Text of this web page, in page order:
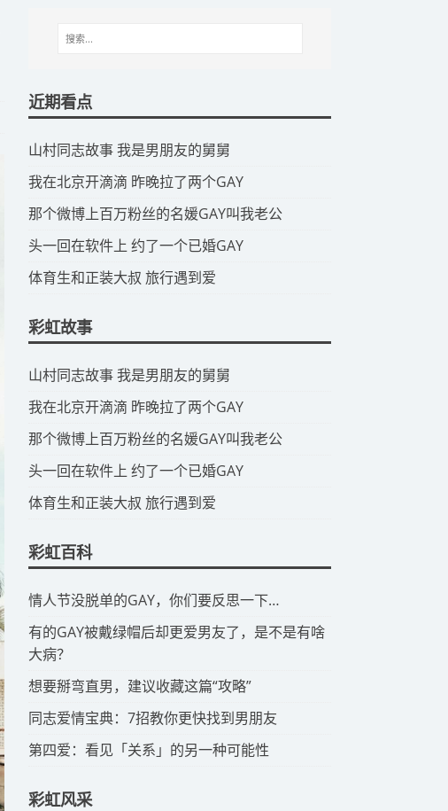
近期看点
​山村同志故事 我是男朋友的舅舅
​我在北京开滴滴 昨晚拉了两个GAY
​那个微博上百万粉丝的名媛GAY叫我老公
​头一回在软件上 约了一个已婚GAY
​体育生和正装大叔 旅行遇到爱
彩虹故事
​山村同志故事 我是男朋友的舅舅
​我在北京开滴滴 昨晚拉了两个GAY
​那个微博上百万粉丝的名媛GAY叫我老公
​头一回在软件上 约了一个已婚GAY
​体育生和正装大叔 旅行遇到爱
彩虹百科
​情人节没脱单的GAY，你们要反思一下…
​有的GAY被戴绿帽后却更爱男友了，是不是有啥
大病？
​想要掰弯直男，建议收藏这篇“攻略”
​同志爱情宝典：7招教你更快找到男朋友
​第四爱：看见「关系」的另一种可能性
彩虹风采